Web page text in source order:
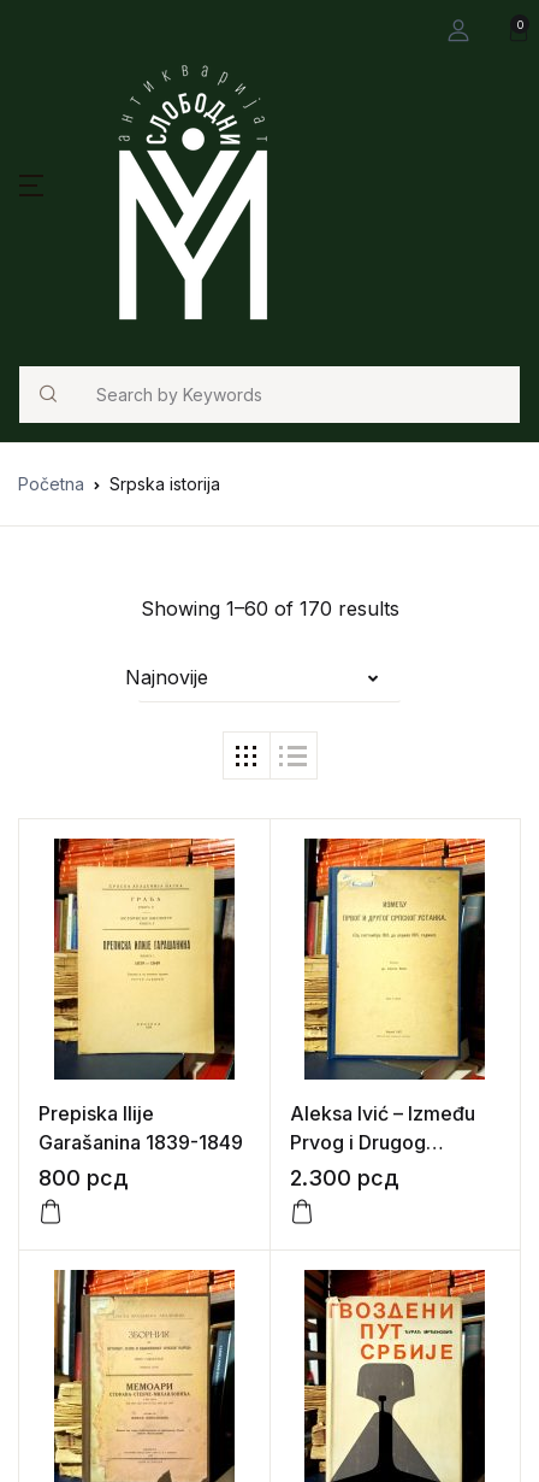
0
Search
Početna Srpska istorija
Showing 1–60 of 170 results
Najnovije
Prepiska Ilije
Garašanina 1839-1849
800 рсд
Aleksa Ivić – Između
Prvog i Drugog
srpskog ustanka (od
septembra 1813. do
aprila 1815. godine)
2.300 рсд